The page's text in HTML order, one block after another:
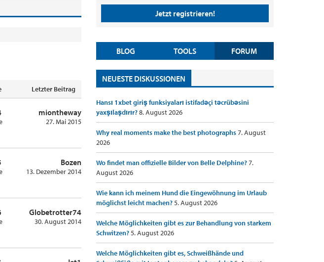
Letzter Beitrag
miontheway
27. Mai 2015
Bozen
13. Dezember 2014
Globetrotter74
30. August 2014
Jetzt registrieren!
BLOG TOOLS FORUM
NEUESTE DISKUSSIONEN
Hansı 1xbet giriş funksiyaları istifadəçi təcrübəsini
yaxşılaşdırır?8. August 2026
Why real moments make the best photographs7. August
2026
Wo findet man offizielle Bilder von Belle Delphine?7.
August 2026
Wie kann ich meinem Hund die Eingewöhnung im Urlaub
möglichst leicht machen?5. August 2026
Welche Möglichkeiten gibt es zur Behandlung von starkem
Schwitzen?5. August 2026
Welche Möglichkeiten gibt es, Schweißhände und